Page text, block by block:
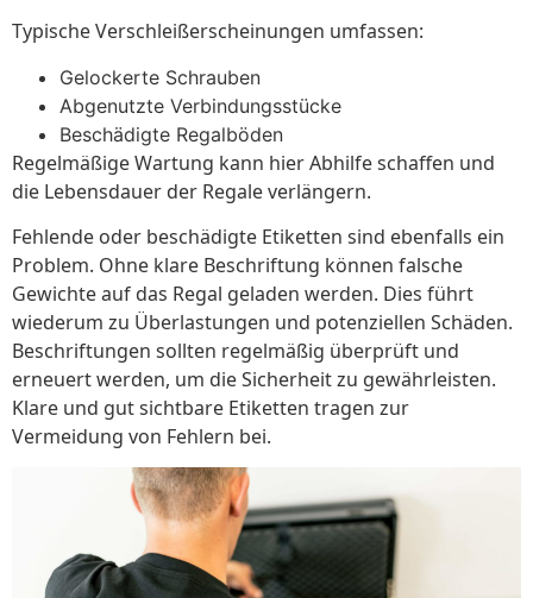
Typische Verschleißerscheinungen umfassen:
Gelockerte Schrauben
Abgenutzte Verbindungsstücke
Beschädigte Regalböden
Regelmäßige Wartung kann hier Abhilfe schaffen und
die Lebensdauer der Regale verlängern.
Fehlende oder beschädigte Etiketten sind ebenfalls ein
Problem. Ohne klare Beschriftung können falsche
Gewichte auf das Regal geladen werden. Dies führt
wiederum zu Überlastungen und potenziellen Schäden.
Beschriftungen sollten regelmäßig überprüft und
erneuert werden, um die Sicherheit zu gewährleisten.
Klare und gut sichtbare Etiketten tragen zur
Vermeidung von Fehlern bei.